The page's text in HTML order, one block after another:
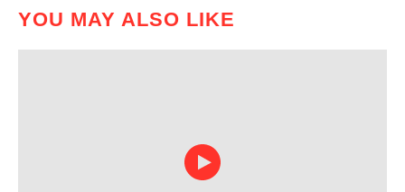
YOU MAY ALSO LIKE